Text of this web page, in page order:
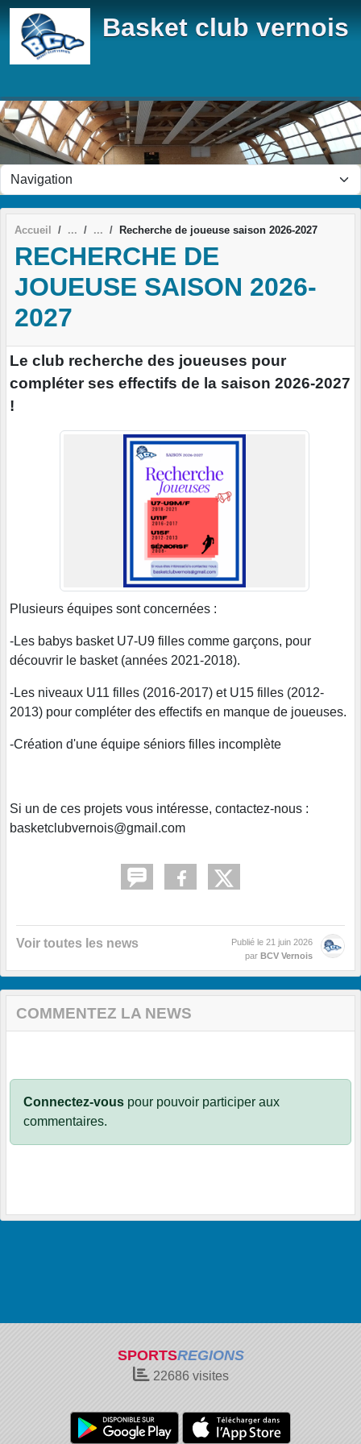
Basket club vernois
Accueil Recherche de joueuse saison 2026-2027
RECHERCHE DE
JOUEUSE SAISON 2026-
2027
Le club recherche des joueuses pour
compléter ses effectifs de la saison 2026-2027
!
Plusieurs équipes sont concernées :
-Les babys basket U7-U9 filles comme garçons, pour
découvrir le basket (années 2021-2018).
-Les niveaux U11 filles (2016-2017) et U15 filles (2012-
2013) pour compléter des effectifs en manque de joueuses.
-Création d'une équipe séniors filles incomplète
Si un de ces projets vous intéresse, contactez-nous :
basketclubvernois@gmail.com
Voir toutes les news Publié le 21 juin 2026
par BCV Vernois
COMMENTEZ LA NEWS
Connectez-vous pour pouvoir participer aux
commentaires.
SPORTSREGIONS
22686visites
Panneau de gestion des cookies